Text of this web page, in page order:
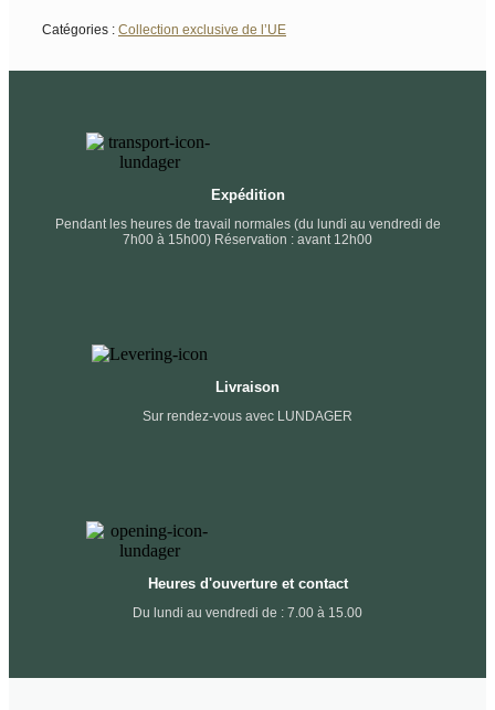
Catégories : Collection exclusive de l’UE
Expédition
Pendant les heures de travail normales (du lundi au vendredi de
7h00 à 15h00) Réservation : avant 12h00
Livraison
Sur rendez-vous avec LUNDAGER
Heures d'ouverture et contact
Du lundi au vendredi de : 7.00 à 15.00